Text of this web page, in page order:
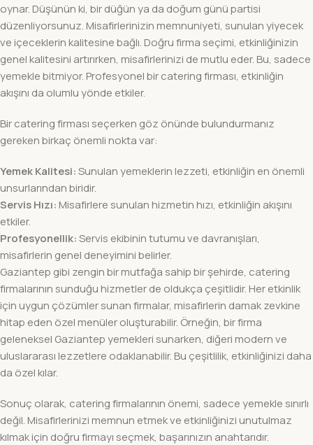
oynar. Düşünün ki, bir düğün ya da doğum günü partisi
düzenliyorsunuz. Misafirlerinizin memnuniyeti, sunulan yiyecek
ve içeceklerin kalitesine bağlı. Doğru firma seçimi, etkinliğinizin
genel kalitesini artırırken, misafirlerinizi de mutlu eder. Bu, sadece
yemekle bitmiyor. Profesyonel bir catering firması, etkinliğin
akışını da olumlu yönde etkiler.
Bir catering firması seçerken göz önünde bulundurmanız
gereken birkaç önemli nokta var:
Yemek Kalitesi:Sunulan yemeklerin lezzeti, etkinliğin en önemli
unsurlarından biridir.
Servis Hızı: Misafirlere sunulan hizmetin hızı, etkinliğin akışını
etkiler.
Profesyonellik:Servis ekibinin tutumu ve davranışları,
misafirlerin genel deneyimini belirler.
Gaziantep gibi zengin bir mutfağa sahip bir şehirde, catering
firmalarının sunduğu hizmetler de oldukça çeşitlidir. Her etkinlik
için uygun çözümler sunan firmalar, misafirlerin damak zevkine
hitap eden özel menüler oluşturabilir. Örneğin, bir firma
geleneksel Gaziantep yemekleri sunarken, diğeri modern ve
uluslararası lezzetlere odaklanabilir. Bu çeşitlilik, etkinliğinizi daha
da özel kılar.
Sonuç olarak, catering firmalarının önemi, sadece yemekle sınırlı
değil. Misafirlerinizi memnun etmek ve etkinliğinizi unutulmaz
kılmak için doğru firmayı seçmek, başarınızın anahtarıdır.